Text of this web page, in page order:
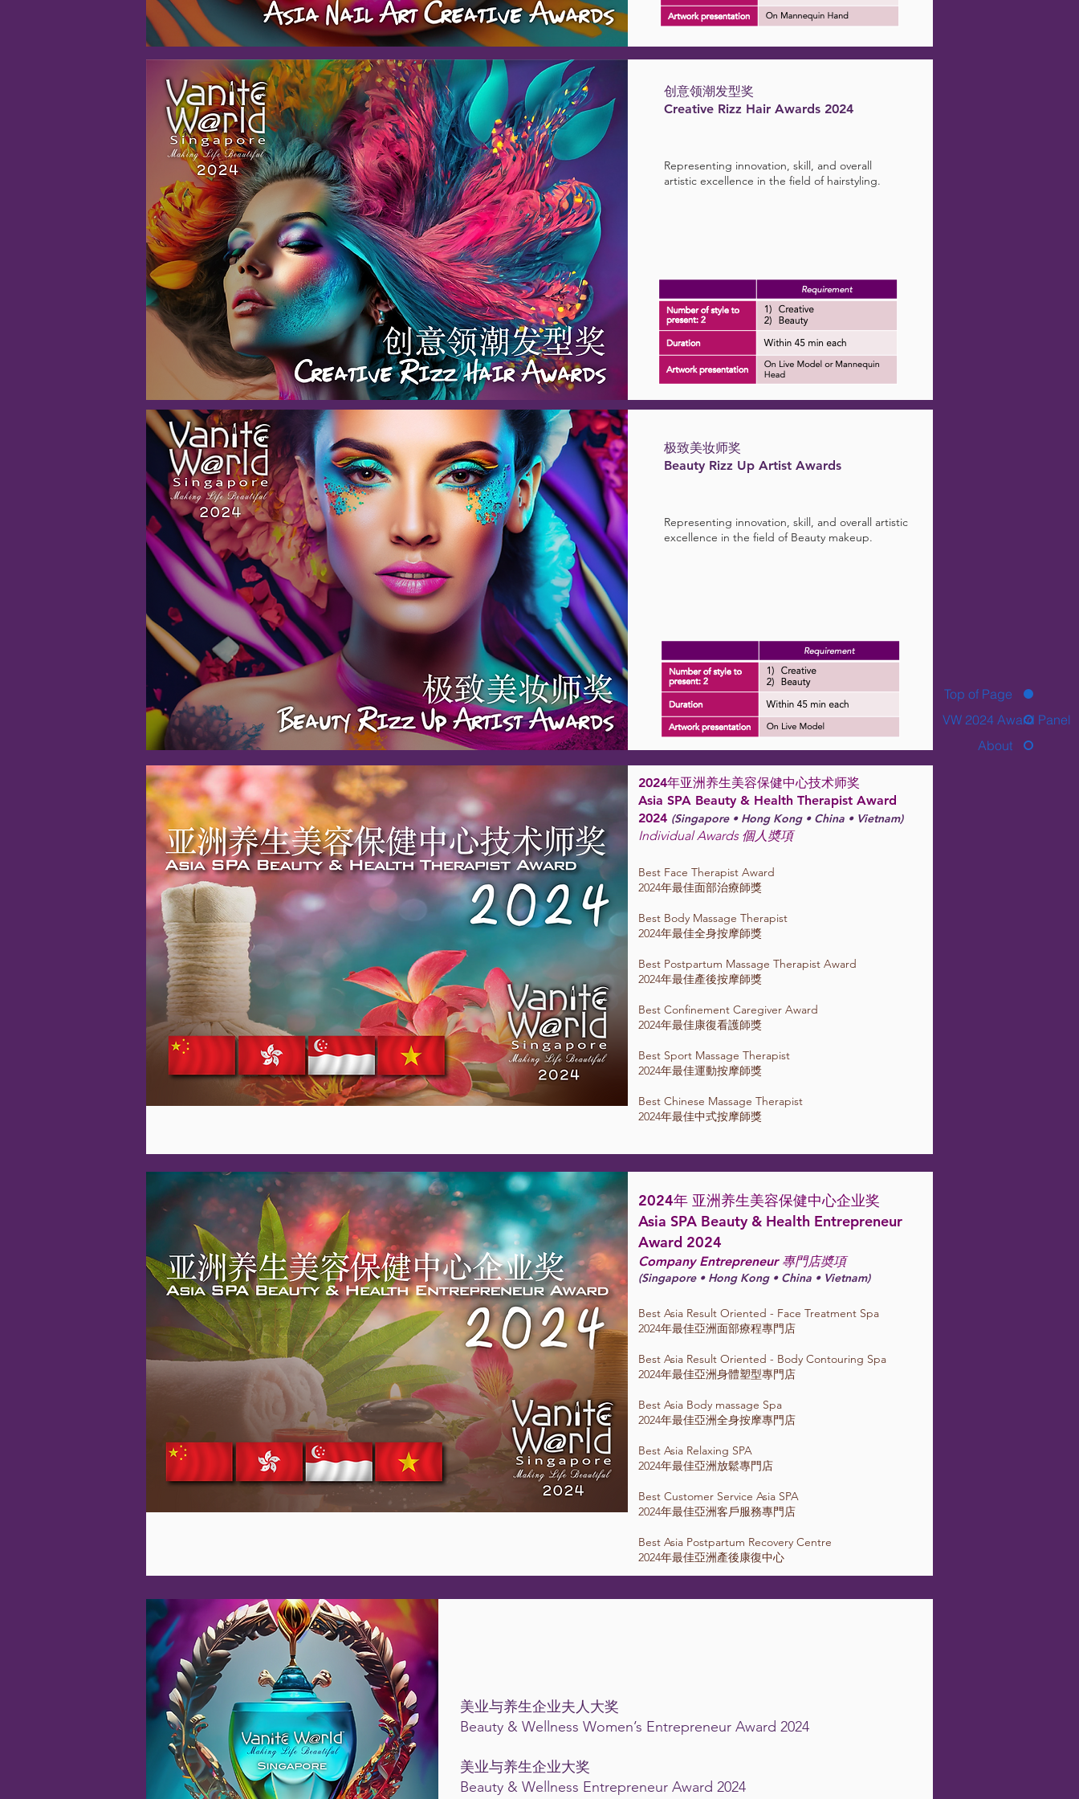
Top of Page
VW 2024 Award Panel
About
创意领潮发型奖
Creative Rizz Hair Awards 2024
Representing innovation, skill, and overall
artistic excellence in the field of hairstyling.
极致美妆师奖
Beauty Rizz Up Artist Awards
Representing innovation, skill, and overall artistic
excellence in the field of Beauty makeup.
2024年亚洲养生美容保健中心技术师奖
Asia SPA Beauty & Health Therapist Award
2024 (Singapore • Hong Kong • China • Vietnam)
Individual Awards 個人奬項
Best Face Therapist Award
2024年最佳面部治療師獎
Best Body Massage Therapist
2024年最佳全身按摩師獎
Best Postpartum Massage Therapist Award
2024年最佳產後按摩師獎
Best Confinement Caregiver Award
2024年最佳康復看護師獎
Best Sport Massage Therapist
2024年最佳運動按摩師獎
Best Chinese Massage Therapist
2024年最佳中式按摩師獎
2024年 亚洲养生美容保健中心企业奖
Asia SPA Beauty & Health Entrepreneur
Award 2024
Company Entrepreneur 專門店奬項
(Singapore • Hong Kong • China • Vietnam)
Best Asia Result Oriented - Face Treatment Spa
2024年最佳亞洲面部療程專門店
Best Asia Result Oriented - Body Contouring Spa
2024年最佳亞洲身體塑型專門店
Best Asia Body massage Spa
2024年最佳亞洲全身按摩專門店
Best Asia Relaxing SPA
2024年最佳亞洲放鬆專門店
Best Customer Service Asia SPA
2024年最佳亞洲客戶服務專門店
Best Asia Postpartum Recovery Centre
2024年最佳亞洲產後康復中心
美业与养生企业夫人大奖
Beauty & Wellness Women’s Entrepreneur Award 2024
美业与养生企业大奖
Beauty & Wellness Entrepreneur Award 2024